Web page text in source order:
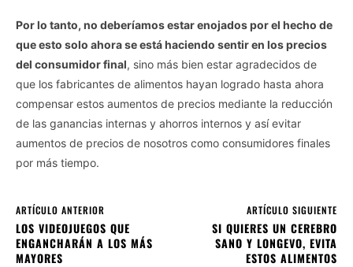
Por lo tanto, no deberíamos estar enojados por el hecho de
que esto solo ahora se está haciendo sentir en los precios
del consumidor final, sino más bien estar agradecidos de
que los fabricantes de alimentos hayan logrado hasta ahora
compensar estos aumentos de precios mediante la reducción
de las ganancias internas y ahorros internos y así evitar
aumentos de precios de nosotros como consumidores finales
por más tiempo.
ARTÍCULO ANTERIOR
LOS VIDEOJUEGOS QUE
ENGANCHARÁN A LOS MÁS
MAYORES
ARTÍCULO SIGUIENTE
SI QUIERES UN CEREBRO
SANO Y LONGEVO, EVITA
ESTOS ALIMENTOS